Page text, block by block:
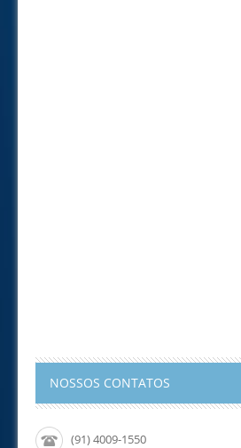
NOSSOS CONTATOS
(91) 4009-1550